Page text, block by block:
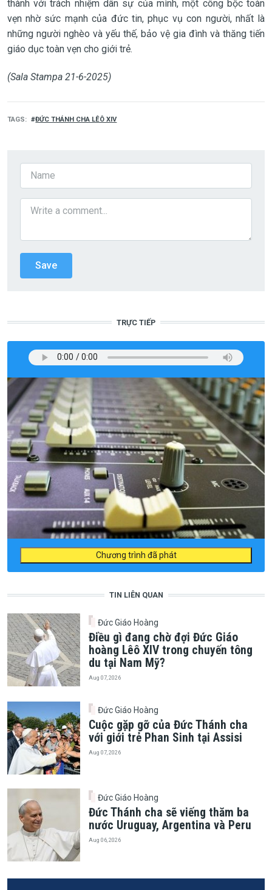
thành với trách nhiệm dân sự của mình, một công bộc toàn
vẹn nhờ sức mạnh của đức tin, phục vụ con người, nhất là
những người nghèo và yếu thế, bảo vệ gia đình và thăng tiến
giáo dục toàn vẹn cho giới trẻ.
(Sala Stampa 21-6-2025)
TAGS ĐỨC THÁNH CHA LÊÔ XIV
TRỰC TIẾP
Chương trình đã phát
TIN LIÊN QUAN
Đức Giáo Hoàng
Điều gì đang chờ đợi Đức Giáo
hoàng Lêô XIV trong chuyến tông
du tại Nam Mỹ?
Aug 07, 2026
Đức Giáo Hoàng
Cuộc gặp gỡ của Đức Thánh cha
với giới trẻ Phan Sinh tại Assisi
Aug 07, 2026
Đức Giáo Hoàng
Đức Thánh cha sẽ viếng thăm ba
nước Uruguay, Argentina và Peru
Aug 06, 2026